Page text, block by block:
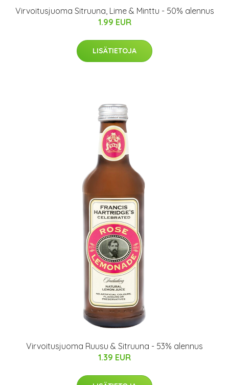
Virvoitusjuoma Sitruuna, Lime & Minttu - 50% alennus
1.99 EUR
LISÄTIETOJA
Virvoitusjuoma Ruusu & Sitruuna - 53% alennus
1.39 EUR